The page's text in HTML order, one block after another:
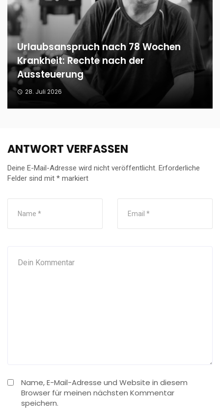
Urlaubsanspruch nach 78 Wochen
Krankheit: Rechte nach der
Aussteuerung
28. Juli 2026
ANTWORT VERFASSEN
Deine E-Mail-Adresse wird nicht veröffentlicht. Erforderliche
Felder sind mit * markiert
Name, E-Mail-Adresse und Website in diesem
Browser für meinen nächsten Kommentar
speichern.